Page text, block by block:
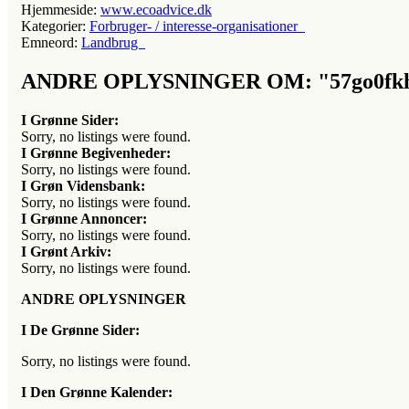
Hjemmeside: www.ecoadvice.dk
Kategorier: Forbruger- / interesse-organisationer
Emneord: Landbrug
ANDRE OPLYSNINGER OM:
I Grønne Sider:
Sorry, no listings were found.
I Grønne Begivenheder:
Sorry, no listings were found.
I Grøn Vidensbank:
Sorry, no listings were found.
I Grønne Annoncer:
Sorry, no listings were found.
I Grønt Arkiv:
Sorry, no listings were found.
ANDRE OPLYSNINGER
I De Grønne Sider:
Sorry, no listings were found.
I Den Grønne Kalender: